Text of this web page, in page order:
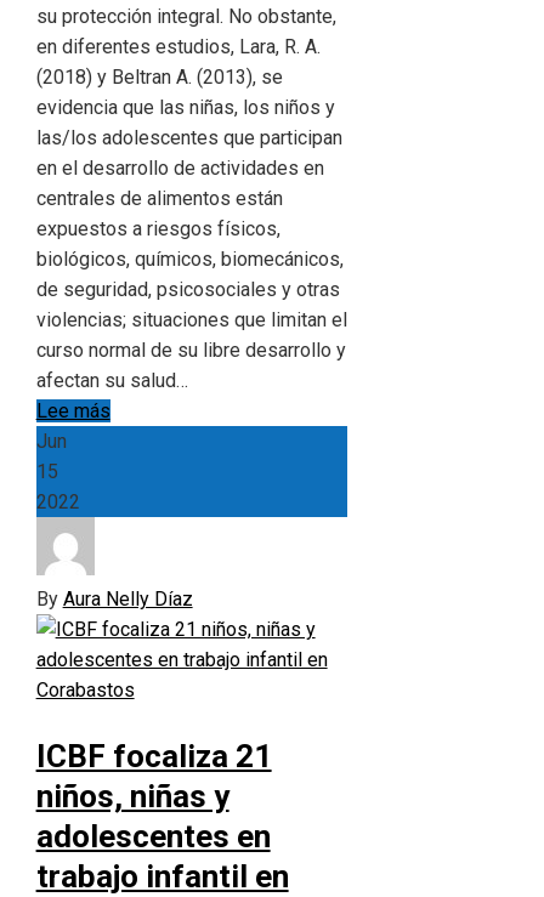
su protección integral. No obstante,
en diferentes estudios, Lara, R. A.
(2018) y Beltran A. (2013), se
evidencia que las niñas, los niños y
las/los adolescentes que participan
en el desarrollo de actividades en
centrales de alimentos están
expuestos a riesgos físicos,
biológicos, químicos, biomecánicos,
de seguridad, psicosociales y otras
violencias; situaciones que limitan el
curso normal de su libre desarrollo y
afectan su salud…
Lee más
Jun
15
2022
By Aura Nelly Díaz
ICBF focaliza 21
niños, niñas y
adolescentes en
trabajo infantil en